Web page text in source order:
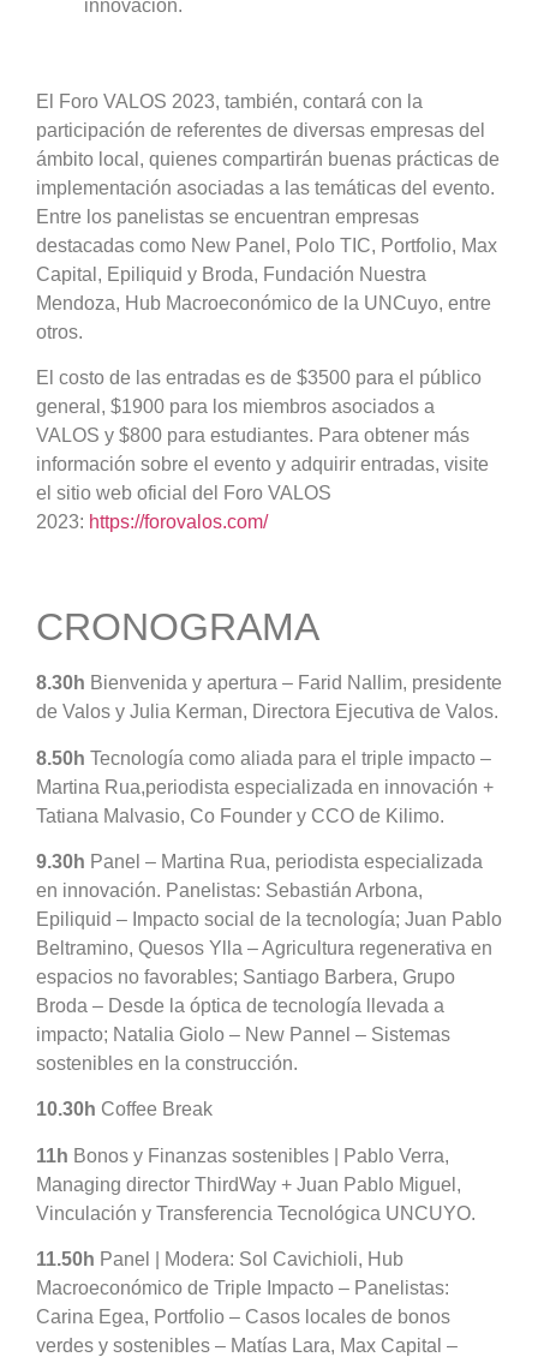
innovación.
El Foro VALOS 2023, también, contará con la
participación de referentes de diversas empresas del
ámbito local, quienes compartirán buenas prácticas de
implementación asociadas a las temáticas del evento.
Entre los panelistas se encuentran empresas
destacadas como New Panel, Polo TIC, Portfolio, Max
Capital, Epiliquid y Broda, Fundación Nuestra
Mendoza, Hub Macroeconómico de la UNCuyo, entre
otros.
El costo de las entradas es de $3500 para el público
general, $1900 para los miembros asociados a
VALOS y $800 para estudiantes. Para obtener más
información sobre el evento y adquirir entradas, visite
el sitio web oficial del Foro VALOS
2023: https://forovalos.com/
CRONOGRAMA
8.30h Bienvenida y apertura – Farid Nallim, presidente
de Valos y Julia Kerman, Directora Ejecutiva de Valos.
8.50h Tecnología como aliada para el triple impacto –
Martina Rua,periodista especializada en innovación +
Tatiana Malvasio, Co Founder y CCO de Kilimo.
9.30h Panel – Martina Rua, periodista especializada
en innovación. Panelistas: Sebastián Arbona,
Epiliquid – Impacto social de la tecnología; Juan Pablo
Beltramino, Quesos Ylla – Agricultura regenerativa en
espacios no favorables; Santiago Barbera, Grupo
Broda – Desde la óptica de tecnología llevada a
impacto; Natalia Giolo – New Pannel – Sistemas
sostenibles en la construcción.
10.30h Coffee Break
11h Bonos y Finanzas sostenibles | Pablo Verra,
Managing director ThirdWay + Juan Pablo Miguel,
Vinculación y Transferencia Tecnológica UNCUYO.
11.50h Panel | Modera: Sol Cavichioli, Hub
Macroeconómico de Triple Impacto – Panelistas:
Carina Egea, Portfolio – Casos locales de bonos
verdes y sostenibles – Matías Lara, Max Capital –